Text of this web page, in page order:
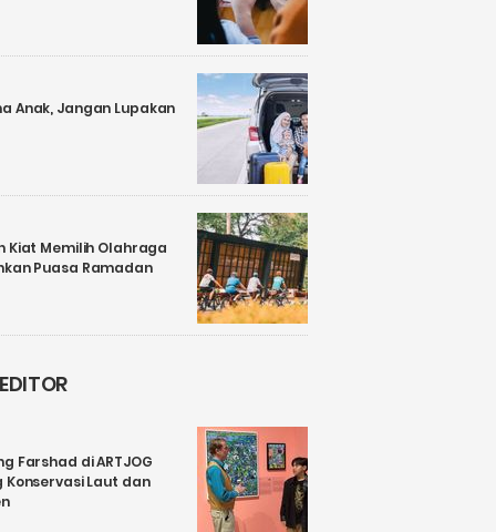
Anak, Jangan Lupakan
Kiat Memilih Olahraga
Puasa Ramadan
Farshad di ARTJOG
Konservasi Laut dan